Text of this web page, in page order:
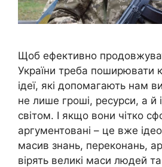
Щоб ефективно
України треба поширювати
ідеї, які допомагають нам
не лише гроші, ресурси, а й
світом. І якщо вони чітко
аргументовані – це вже
масив знань, переконань,
вірять великі маси людей